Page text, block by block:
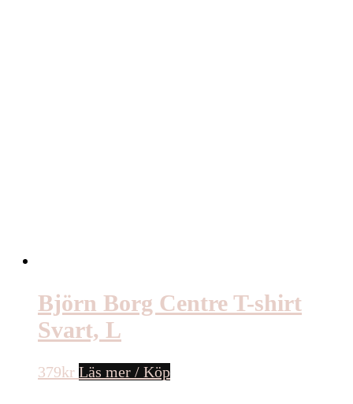
Björn Borg Centre T-shirt
Svart, L
379kr Läs mer / Köp